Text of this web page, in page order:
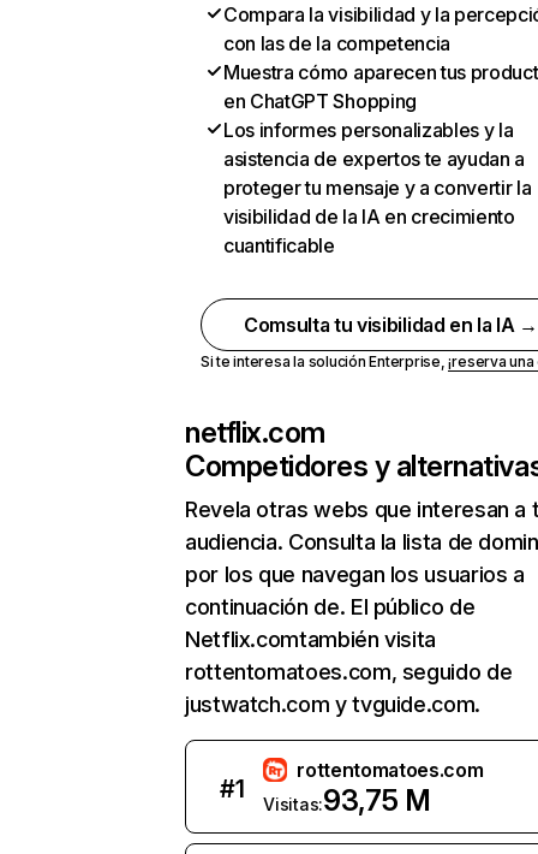
Compara la visibilidad y la
con las de la competencia
Muestra cómo aparecen tus
en ChatGPT Shopping
Los informes personalizables y la
asistencia de expertos te ayudan a
proteger tu mensaje y a convertir la
visibilidad de la IA en crecimiento
cuantificable
Comsulta tu visibilidad en la IA →
Si te interesa la solución Enterprise,¡reserva
netflix.com
Competidores y
Revela otras webs que interesan a
audiencia. Consulta la lista de
por los que navegan los usuarios a
continuación de. El público de
Netflix.comtambién visita
rottentomatoes.com, seguido de
justwatch.com y tvguide.com.
#1
rottentomatoes.com
Visitas:93,75 M